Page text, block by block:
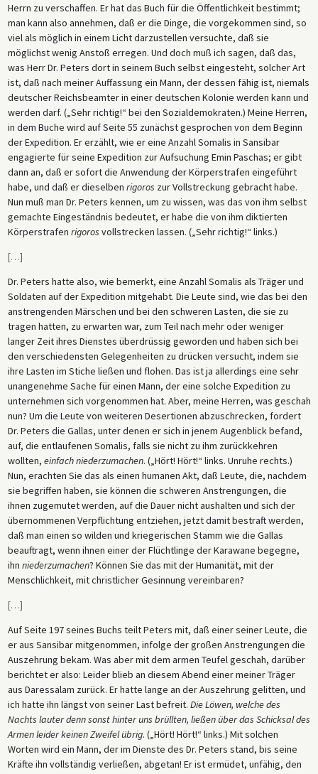
Herrn zu verschaffen. Er hat das Buch für die Öffentlichkeit bestimmt;
man kann also annehmen, daß er die Dinge, die vorgekommen sind, so
viel als möglich in einem Licht darzustellen versuchte, daß sie
möglichst wenig Anstoß erregen. Und doch muß ich sagen, daß das,
was Herr Dr. Peters dort in seinem Buch selbst eingesteht, solcher Art
ist, daß nach meiner Auffassung ein Mann, der dessen fähig ist, niemals
deutscher Reichsbeamter in einer deutschen Kolonie werden kann und
werden darf. („Sehr richtig!“ bei den Sozialdemokraten.) Meine Herren,
in dem Buche wird auf Seite 55 zunächst gesprochen von dem Beginn
der Expedition. Er erzählt, wie er eine Anzahl Somalis in Sansibar
engagierte für seine Expedition zur Aufsuchung Emin Paschas; er gibt
dann an, daß er sofort die Anwendung der Körperstrafen eingeführt
habe, und daß er dieselben rigoros zur Vollstreckung gebracht habe.
Nun muß man Dr. Peters kennen, um zu wissen, was das von ihm selbst
gemachte Eingeständnis bedeutet, er habe die von ihm diktierten
Körperstrafen rigoros vollstrecken lassen. („Sehr richtig!“ links.)
[…]
Dr. Peters hatte also, wie bemerkt, eine Anzahl Somalis als Träger und
Soldaten auf der Expedition mitgehabt. Die Leute sind, wie das bei den
anstrengenden Märschen und bei den schweren Lasten, die sie zu
tragen hatten, zu erwarten war, zum Teil nach mehr oder weniger
langer Zeit ihres Dienstes überdrüssig geworden und haben sich bei
den verschiedensten Gelegenheiten zu drücken versucht, indem sie
ihre Lasten im Stiche ließen und flohen. Das ist ja allerdings eine sehr
unangenehme Sache für einen Mann, der eine solche Expedition zu
unternehmen sich vorgenommen hat. Aber, meine Herren, was geschah
nun? Um die Leute von weiteren Desertionen abzuschrecken, fordert
Dr. Peters die Gallas, unter denen er sich in jenem Augenblick befand,
auf, die entlaufenen Somalis, falls sie nicht zu ihm zurückkehren
wollten, einfach niederzumachen. („Hört! Hört!“ links. Unruhe rechts.)
Nun, erachten Sie das als einen humanen Akt, daß Leute, die, nachdem
sie begriffen haben, sie können die schweren Anstrengungen, die
ihnen zugemutet werden, auf die Dauer nicht aushalten und sich der
übernommenen Verpflichtung entziehen, jetzt damit bestraft werden,
daß man einen so wilden und kriegerischen Stamm wie die Gallas
beauftragt, wenn ihnen einer der Flüchtlinge der Karawane begegne,
ihn niederzumachen? Können Sie das mit der Humanität, mit der
Menschlichkeit, mit christlicher Gesinnung vereinbaren?
[…]
Auf Seite 197 seines Buchs teilt Peters mit, daß einer seiner Leute, die
er aus Sansibar mitgenommen, infolge der großen Anstrengungen die
Auszehrung bekam. Was aber mit dem armen Teufel geschah, darüber
berichtet er also: Leider blieb an diesem Abend einer meiner Träger
aus Daressalam zurück. Er hatte lange an der Auszehrung gelitten, und
ich hatte ihn längst von seiner Last befreit. Die Löwen, welche des
Nachts lauter denn sonst hinter uns brüllten, ließen über das Schicksal des
Armen leider keinen Zweifel übrig. („Hört! Hört!“ links.) Mit solchen
Worten wird ein Mann, der im Dienste des Dr. Peters stand, bis seine
Kräfte ihn vollständig verließen, abgetan! Er ist ermüdet, unfähig, den